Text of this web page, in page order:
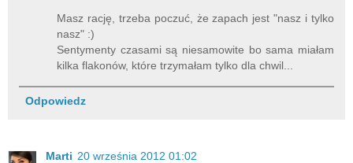
Masz rację, trzeba poczuć, że zapach jest "nasz i tylko
nasz" :)
Sentymenty czasami są niesamowite bo sama miałam
kilka flakonów, które trzymałam tylko dla chwil...
Odpowiedz
Marti 20 września 2012 01:02